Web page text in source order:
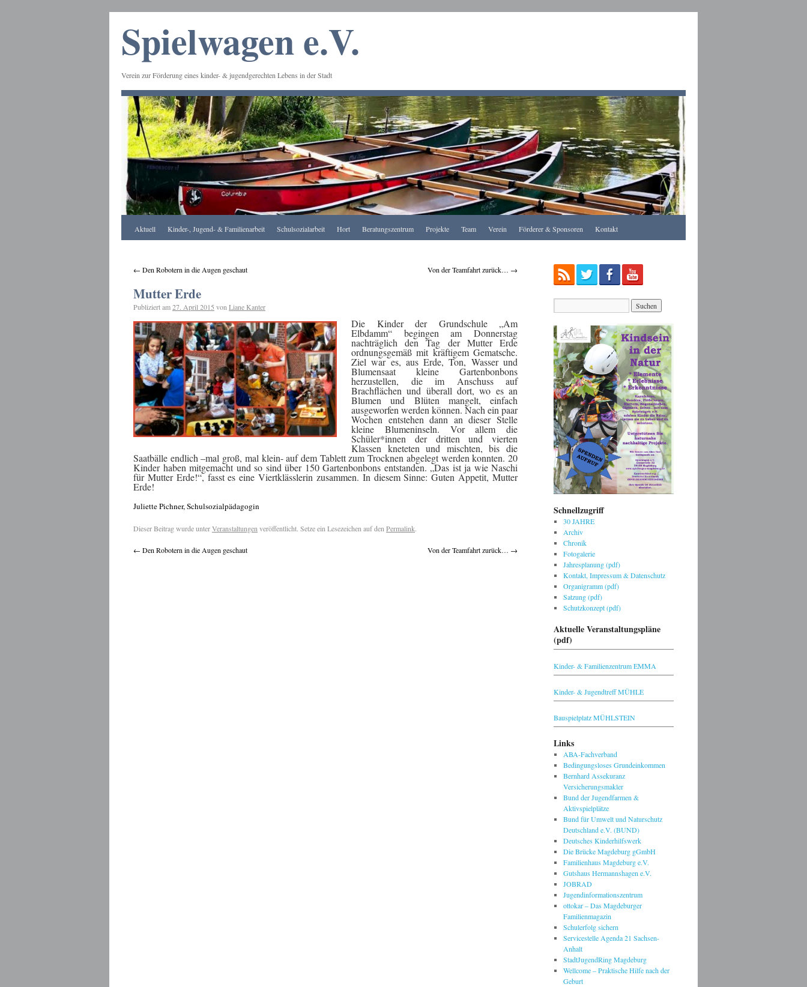
Spielwagen e.V.
Verein zur Förderung eines kinder- & jugendgerechten Lebens in der Stadt
Apotheke
Aktuell Kinder-, Jugend- & Familienarbeit Schulsozialarbeit Hort Beratungszentrum Projekte Team Verein Förderer & Sponsoren Kontakt
← Den Robotern in die Augen geschaut Von der Teamfahrt zurück… →
Mutter Erde
Publiziert am27. April 2015 von Liane Kanter
Die Kinder der Grundschule „Am
Elbdamm“ begingen am Donnerstag
nachträglich den Tag der Mutter Erde
ordnungsgemäß mit kräftigem Gematsche.
Ziel war es, aus Erde, Ton, Wasser und
Blumensaat kleine Gartenbonbons
herzustellen, die im Anschuss auf
Brachflächen und überall dort, wo es an
Blumen und Blüten mangelt, einfach
ausgeworfen werden können. Nach ein paar
Wochen entstehen dann an dieser Stelle
kleine Blumeninseln. Vor allem die
Schüler*innen der dritten und vierten
Klassen kneteten und mischten, bis die
Saatbälle endlich –mal groß, mal klein- auf dem Tablett zum Trocknen abgelegt werden konnten. 20
Kinder haben mitgemacht und so sind über 150 Gartenbonbons entstanden. „Das ist ja wie Naschi
für Mutter Erde!“, fasst es eine Viertklässlerin zusammen. In diesem Sinne: Guten Appetit, Mutter
Erde!
Juliette Pichner, Schulsozialpädagogin
Dieser Beitrag wurde unterVeranstaltungen veröffentlicht. Setze ein Lesezeichen auf den Permalink.
← Den Robotern in die Augen geschaut Von der Teamfahrt zurück… →
Schnellzugriff
30 JAHRE
Archiv
Chronik
Fotogalerie
Jahresplanung (pdf)
Kontakt, Impressum & Datenschutz
Organigramm (pdf)
Satzung (pdf)
Schutzkonzept (pdf)
Aktuelle Veranstaltungspläne
(pdf)
Kinder- & Familienzentrum EMMA
Kinder- & Jugendtreff MÜHLE
Bauspielplatz MÜHLSTEIN
Links
ABA-Fachverband
Bedingungsloses Grundeinkommen
Bernhard Assekuranz
Versicherungsmakler
Bund der Jugendfarmen &
Aktivspielplätze
Bund für Umwelt und Naturschutz
Deutschland e.V. (BUND)
Deutsches Kinderhilfswerk
Die Brücke Magdeburg gGmbH
Familienhaus Magdeburg e.V.
Gutshaus Hermannshagen e.V.
JOBRAD
Jugendinformationszentrum
ottokar – Das Magdeburger
Familienmagazin
Schulerfolg sichern
Servicestelle Agenda 21 Sachsen-
Anhalt
StadtJugendRing Magdeburg
Wellcome – Praktische Hilfe nach der
Geburt